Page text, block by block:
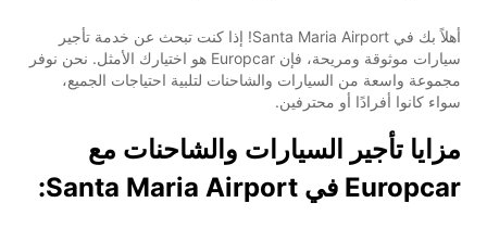
أهلاً بك في Santa Maria Airport! إذا كنت تبحث عن خدمة تأجير
سيارات موثوقة ومريحة، فإن Europcar هو اختيارك الأمثل. نحن نوفر
مجموعة واسعة من السيارات والشاحنات لتلبية احتياجات الجميع،
سواء كانوا أفرادًا أو محترفين.
مزايا تأجير السيارات والشاحنات مع
Europcar في Santa Maria Airport: